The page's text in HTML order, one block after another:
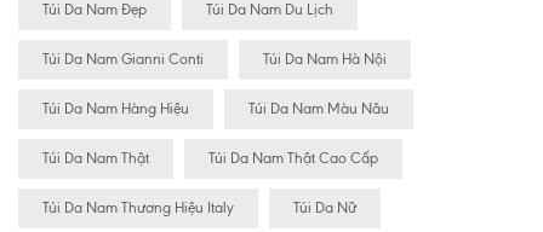
Túi Da Nam Đẹp Túi Da Nam Du Lịch
Túi Da Nam Gianni Conti Túi Da Nam Hà Nội
Túi Da Nam Hàng Hiệu Túi Da Nam Màu Nâu
Túi Da Nam Thật Túi Da Nam Thật Cao Cấp
Túi Da Nam Thương Hiệu Italy Túi Da Nữ